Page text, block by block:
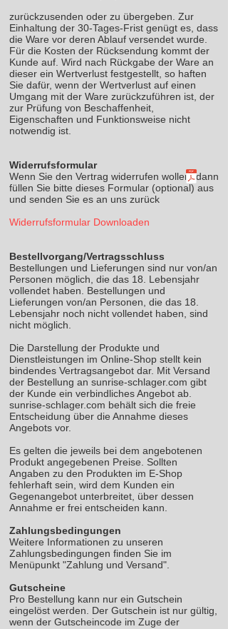
zurückzusenden oder zu übergeben. Zur
Einhaltung der 30-Tages-Frist genügt es, dass
die Ware vor deren Ablauf versendet wurde.
Für die Kosten der Rücksendung kommt der
Kunde auf. Wird nach Rückgabe der Ware an
dieser ein Wertverlust festgestellt, so haften
Sie dafür, wenn der Wertverlust auf einen
Umgang mit der Ware zurückzuführen ist, der
zur Prüfung von Beschaffenheit,
Eigenschaften und Funktionsweise nicht
notwendig ist.
Widerrufsformular
Wenn Sie den Vertrag widerrufen wollen, dann
füllen Sie bitte dieses Formular (optional) aus
und senden Sie es an uns zurück
Widerrufsformular Downloaden
Bestellvorgang/Vertragsschluss
Bestellungen und Lieferungen sind nur von/an
Personen möglich, die das 18. Lebensjahr
vollendet haben. Bestellungen und
Lieferungen von/an Personen, die das 18.
Lebensjahr noch nicht vollendet haben, sind
nicht möglich.
Die Darstellung der Produkte und
Dienstleistungen im Online-Shop stellt kein
bindendes Vertragsangebot dar. Mit Versand
der Bestellung an sunrise-schlager.com gibt
der Kunde ein verbindliches Angebot ab.
sunrise-schlager.com behält sich die freie
Entscheidung über die Annahme dieses
Angebots vor.
Es gelten die jeweils bei dem angebotenen
Produkt angegebenen Preise. Sollten
Angaben zu den Produkten im E-Shop
fehlerhaft sein, wird dem Kunden ein
Gegenangebot unterbreitet, über dessen
Annahme er frei entscheiden kann.
Zahlungsbedingungen
Weitere Informationen zu unseren
Zahlungsbedingungen finden Sie im
Menüpunkt "Zahlung und Versand".
Gutscheine
Pro Bestellung kann nur ein Gutschein
eingelöst werden. Der Gutschein ist nur gültig,
wenn der Gutscheincode im Zuge der